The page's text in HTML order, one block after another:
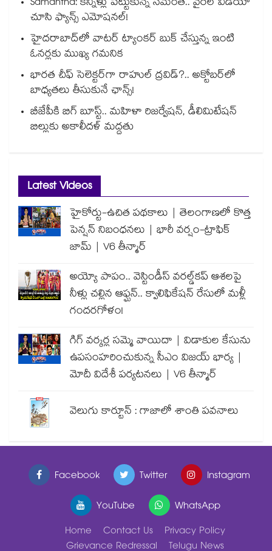
చూసి ఫ్యాన్స్ ఎమోషనల్!
హైదరాబాద్⁪లో వాటర్ ట్యాంకర్ బుక్ చేస్తున్న ఇంటి
ఓనర్లకు ముఖ్య గమనిక
భారత చీఫ్ సెలెక్టర్⁬గా రాహుల్ ద్రవిడ్?.. అక్టోబర్‌లో
బాధ్యతలు తీసుకునే ఛాన్స్!
బీజేపీకి బిగ్ బూస్ట్.. మహిళా రిజర్వేషన్, డీలిమిటేషన్
బిల్లుకు అకాలీదళ్ మద్దతు
Latest Videos
హైకోర్టు-ఉచిత పథకాలు | తెలంగాణలో కొత్త
పెన్షన్ నిబంధనలు | భారీ వర్షం-ట్రాఫిక్
జామ్ | V6 తీన్మార్
అయ్యో పాపం.. వెస్టిండీస్ వరల్డ్‌కప్ ఆశలపై
నీళ్లు చల్లిన ఆఫ్ఘన్.. క్వాలిఫికేషన్ రేసులో మళ్లీ
గందరగోళం!
గిగ్ వర్కర్ల సమ్మె వాయిదా | విడాకుల కేసును
ఉపసంహరించుకున్న సీఎం విజయ్ భార్య |
మోదీ విదేశీ పర్యటనలు | V6 తీన్మార్
వెలుగు కార్టూన్ : గాజాలో శాంతి పవనాలు
Facebook Twitter
Instagram
YouTube
WhatsApp
Home
Contact Us
Privacy Policy
Grievance Redressal
Telugu News